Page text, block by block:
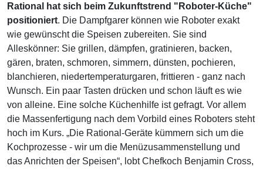
Rational hat sich beim Zukunftstrend "Roboter-Küche"
positioniert. Die Dampfgarer können wie Roboter exakt
wie gewünscht die Speisen zubereiten. Sie sind
Alleskönner: Sie grillen, dämpfen, gratinieren, backen,
gären, braten, schmoren, simmern, dünsten, pochieren,
blanchieren, niedertemperaturgaren, frittieren - ganz nach
Wunsch. Ein paar Tasten drücken und schon läuft es wie
von alleine. Eine solche Küchenhilfe ist gefragt. Vor allem
die Massenfertigung nach dem Vorbild eines Roboters steht
hoch im Kurs. „Die Rational-Geräte kümmern sich um die
Kochprozesse - wir um die Menüzusammenstellung und
das Anrichten der Speisen“, lobt Chefkoch Benjamin Cross,